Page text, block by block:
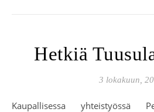
Hetkiä
3 lokakuun,
Kaupallisessa yhteistyössä Pescator Villas, Visit